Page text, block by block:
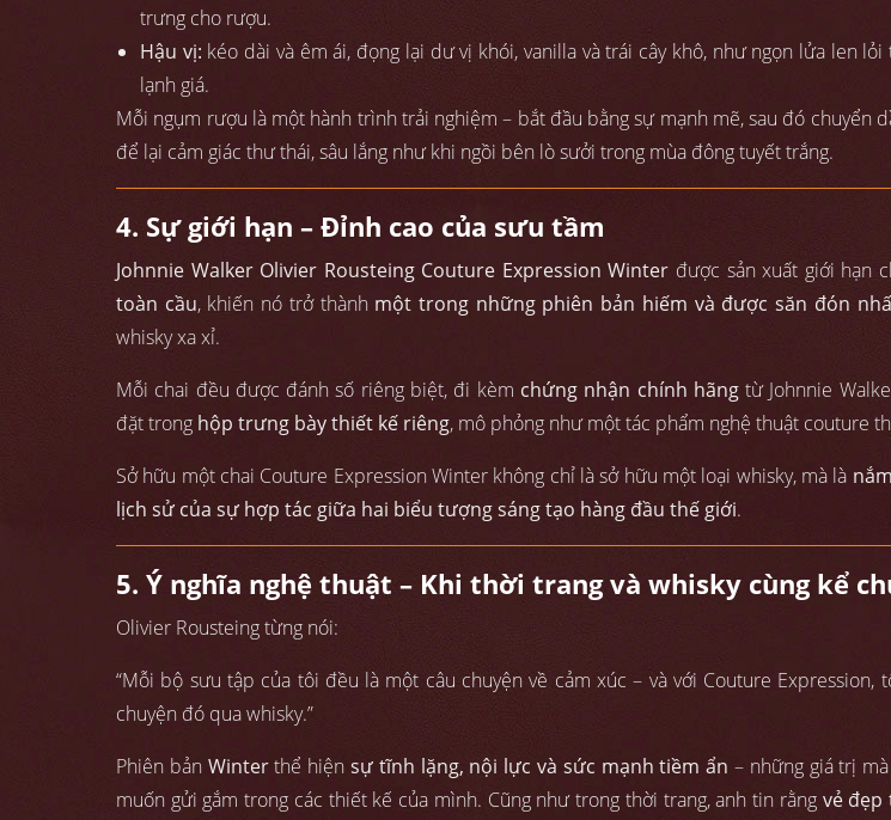
trưng cho rượu.
Hậu vị: kéo dài và êm ái, đọng lại dư vị khói, vanilla và trái cây khô, như ngọn lửa len
lạnh giá.
Mỗi ngụm rượu là một hành trình trải nghiệm – bắt đầu bằng sự mạnh mẽ, sau đó chuyển
để lại cảm giác thư thái, sâu lắng như khi ngồi bên lò sưởi trong mùa đông tuyết trắng.
4. Sự giới hạn – Đỉnh cao của sưu tầm
Johnnie Walker Olivier Rousteing Couture Expression Winter được sản xuất giới hạn
toàn cầu, khiến nó trở thành một trong những phiên bản hiếm và được săn đón
whisky xa xỉ.
Mỗi chai đều được đánh số riêng biệt, đi kèm chứng nhận chính hãngtừ Johnnie
đặt trong hộp trưng bày thiết kế riêng, mô phỏng như một tác phẩm nghệ thuật couture
Sở hữu một chai Couture Expression Winter không chỉ là sở hữu một loại whisky, mà là
lịch sử của sự hợp tác giữa hai biểu tượng sáng tạo hàng đầu thế giới.
5. Ý nghĩa nghệ thuật – Khi thời trang và whisky cùng kể
Olivier Rousteing từng nói:
“Mỗi bộ sưu tập của tôi đều là một câu chuyện về cảm xúc – và với Couture Expression,
chuyện đó qua whisky.”
Phiên bản Winterthể hiện sự tĩnh lặng, nội lực và sức mạnh tiềm ẩn – những giá trị
muốn gửi gắm trong các thiết kế của mình. Cũng như trong thời trang, anh tin rằng vẻ